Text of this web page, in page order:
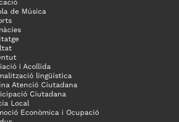
de Música
i Acollida
lingüística
Atenció Ciutadana
Ciutadana
Local
Econòmica i Ocupació